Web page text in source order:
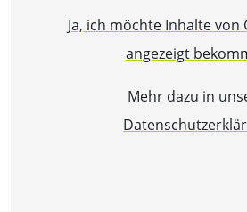
Ja, ich möchte Inhalte von
angezeigt
Mehr dazu in